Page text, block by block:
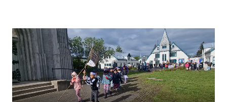
Stjórnendateymi
Skólareglur
Starfsáætlun
Frístund